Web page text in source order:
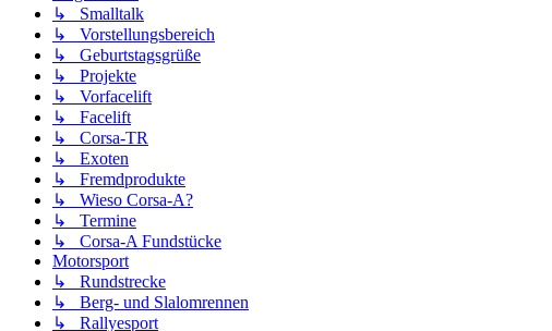
↳ Smalltalk
↳ Vorstellungsbereich
↳ Geburtstagsgrüße
↳ Projekte
↳ Vorfacelift
↳ Facelift
↳ Corsa-TR
↳ Exoten
↳ Fremdprodukte
↳ Wieso Corsa-A?
↳ Termine
↳ Corsa-A Fundstücke
Motorsport
↳ Rundstrecke
↳ Berg- und Slalomrennen
↳ Rallyesport